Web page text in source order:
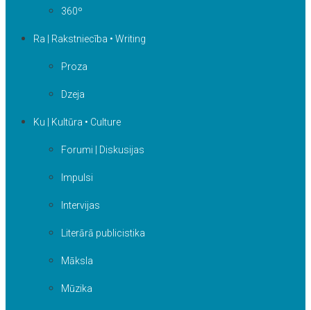
360º
Ra | Rakstniecība • Writing
Proza
Dzeja
Ku | Kultūra • Culture
Forumi | Diskusijas
Impulsi
Intervijas
Literārā publicistika
Māksla
Mūzika